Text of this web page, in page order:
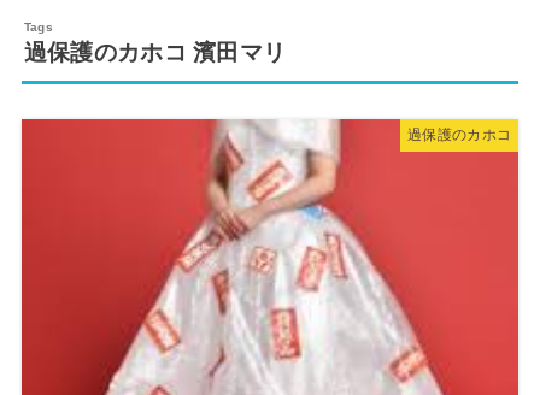
過保護のカホコ 濱田マリ
過保護のカホコ